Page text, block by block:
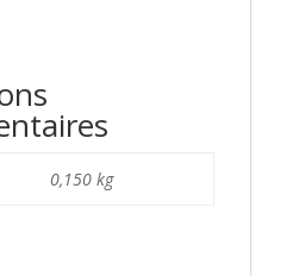
0,150 kg